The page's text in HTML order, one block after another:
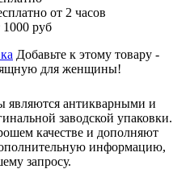
от 2 часов
1000 руб
Добавьте к этому товару -
для женщины!
являются антикварными и
заводской упаковки.
качестве и дополняют
информацию,
запросу.